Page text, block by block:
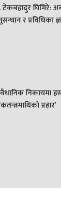
टेकबहादुर घिमिरे:
र प्रविधिका
निकायमा
प्रहार’